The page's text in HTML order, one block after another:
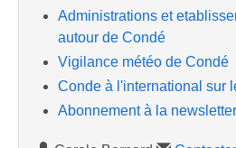
Administrations et
autour de Condé
Vigilance météo de Condé
Conde à l'international sur
Abonnement à la